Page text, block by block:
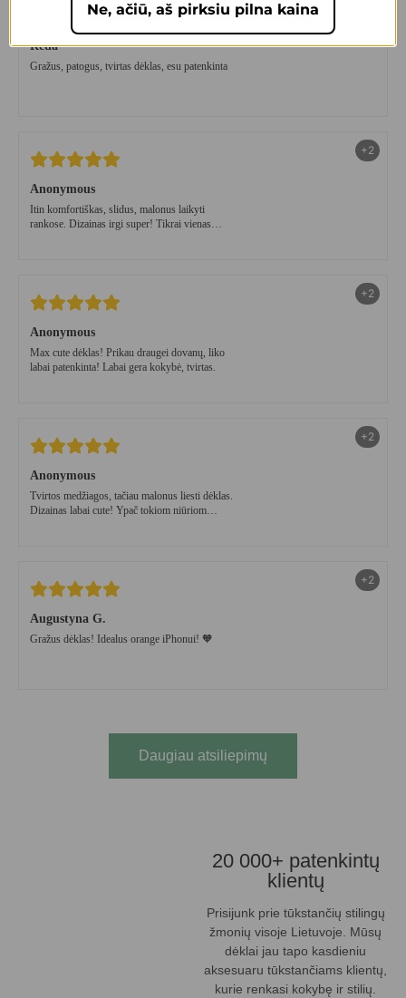
Reda
Gražus, patogus, tvirtas dėklas, esu patenkinta
Anonymous
Itin komfortiškas, slidus, malonus laikyti
rankose. Dizainas irgi super! Tikrai vienas
+2
Anonymous
Max cute dėklas! Prikau draugei dovanų, liko
labai patenkinta! Labai gera kokybė, tvirtas.
+2
Anonymous
Tvirtos medžiagos, tačiau malonus liesti dėklas.
Dizainas labai cute! Ypač tokiom niūriom
+2
Augustyna G.
Gražus dėklas! Idealus orange iPhonui! 🧡
+2
Daugiau atsiliepimų
20 000+ patenkintų
klientų
Prisijunk prie tūkstančių stilingų
žmonių visoje Lietuvoje. Mūsų
dėklai jau tapo kasdieniu
aksesuaru tūkstančiams klientų,
kurie renkasi kokybę ir stilių.
Ne, ačiū, aš pirksiu pilna kaina